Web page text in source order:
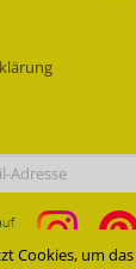
Cookies, um